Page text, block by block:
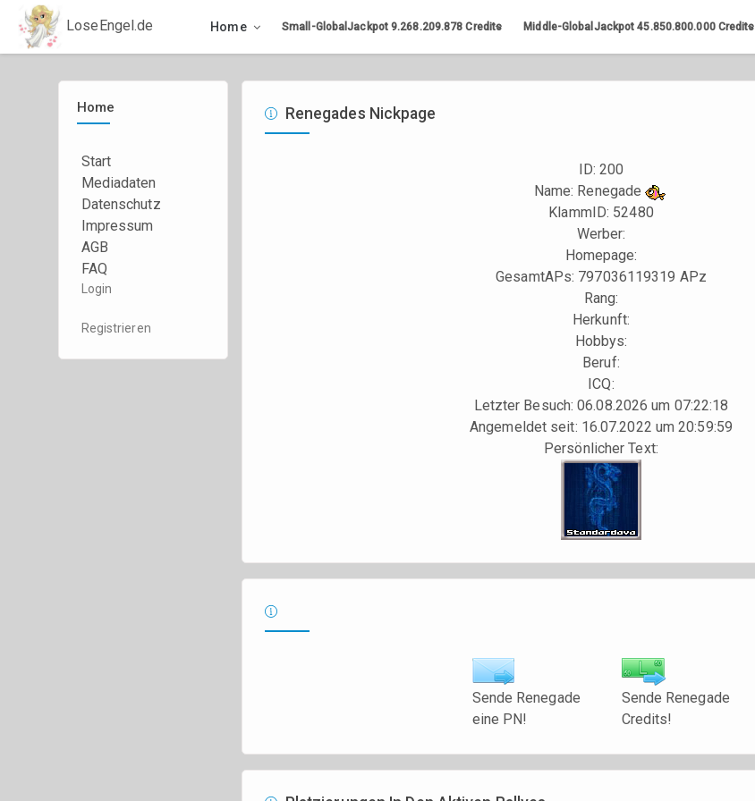
LoseEngel.de Home Small-GlobalJackpot9.268.209.878 Credits Middle-GlobalJackpot45.850.800.000Credits
Home
Start
Mediadaten
Datenschutz
Impressum
AGB
FAQ
Login
Registrieren
Renegades Nickpage
ID: 200
Name: Renegade
KlammID: 52480
Werber:
Homepage:
GesamtAPs: 797036119319 APz
Rang:
Herkunft:
Hobbys:
Beruf:
ICQ:
Letzter Besuch: 06.08.2026 um 07:22:18
Angemeldet seit: 16.07.2022 um 20:59:59
Persönlicher Text:
Sende Renegade
eine PN!
Sende Renegade
Credits!